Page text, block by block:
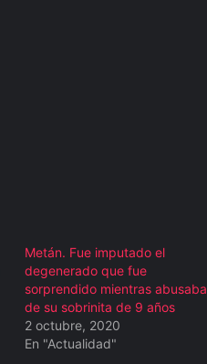
Metán. Fue imputado el
degenerado que fue
sorprendido mientras abusaba
de su sobrinita de 9 años
2 octubre, 2020
En "Actualidad"